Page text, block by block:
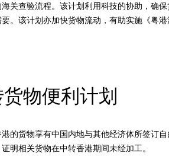
关查验流程。该计划利用科技的协助，确
。该计划亦加快货物流动，有助实施《粤港
物便利计划
的货物享有中国内地与其他经济体所签订
明相关货物在中转香港期间未经加工。